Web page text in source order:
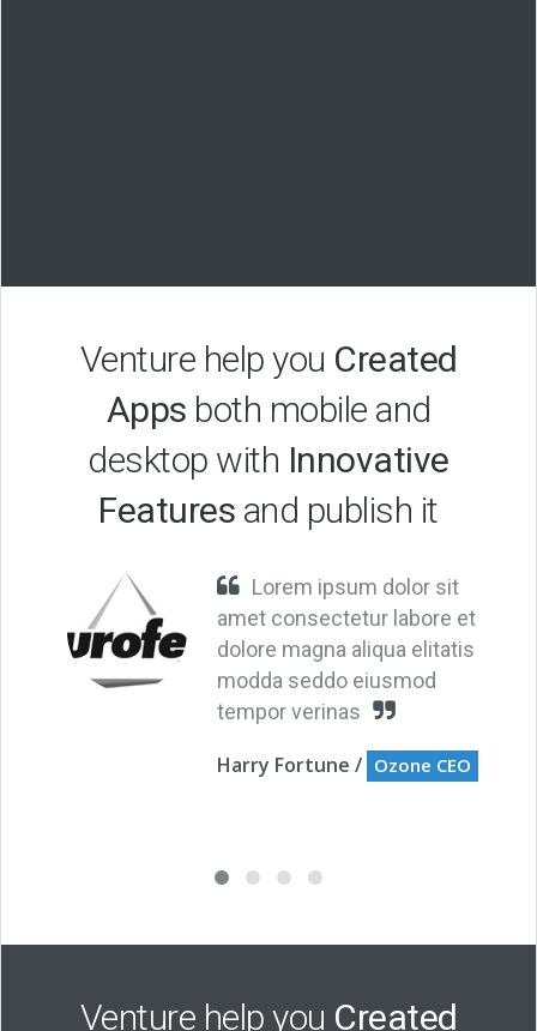
Venture help you Created
Apps both mobile and
desktop with Innovative
Features and publish it
Lorem ipsum dolor sit
amet consectetur labore et
dolore magna aliqua elitatis
modda seddo eiusmod
tempor verinas
Harry Fortune / Ozone CEO
Venture help you Created